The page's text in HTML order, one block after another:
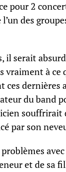
pour 2
des
il serait
vraiment à ce
dernières
du band
souffrirait
par son
et de sa